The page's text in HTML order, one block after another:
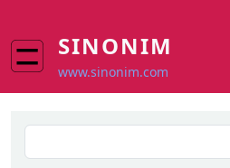
SINONIM
www.sinonim.com